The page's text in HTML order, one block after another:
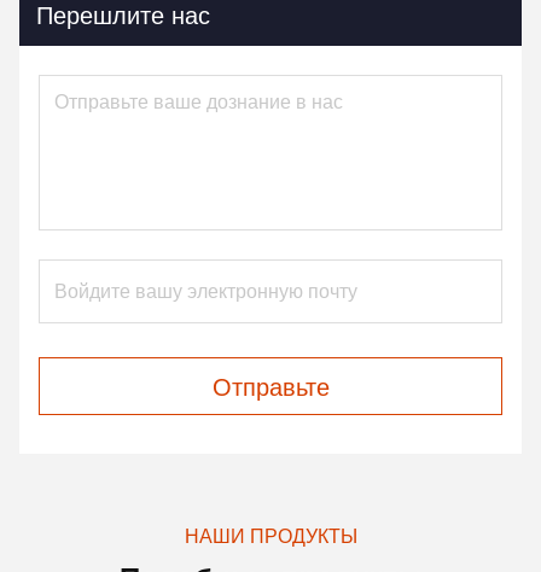
Перешлите нас
Отправьте
НАШИ ПРОДУКТЫ